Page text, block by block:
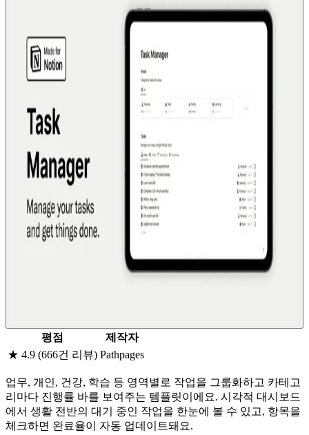
평점
제작자
★ 4.9 (666건 리뷰) Pathpages
업무, 개인, 건강, 학습 등 영역별로 작업을 그룹화하고 카테고
리마다 진행률 바를 보여주는 템플릿이에요. 시각적 대시보드
에서 생활 전반의 대기 중인 작업을 한눈에 볼 수 있고, 항목을
체크하면 완료율이 자동 업데이트돼요.